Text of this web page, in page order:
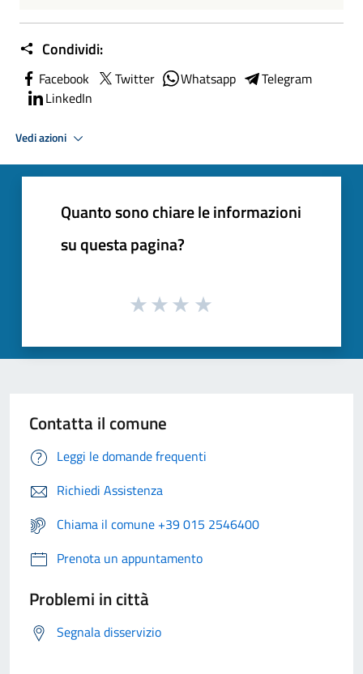
Condividi:
Facebook Twitter Whatsapp
Telegram
LinkedIn
Vedi azioni
Quanto sono chiare le informazioni
su questa pagina?
Contatta il comune
Leggi le domande frequenti
Richiedi Assistenza
Chiama il comune +39 015 2546400
Prenota un appuntamento
Problemi in città
Segnala disservizio